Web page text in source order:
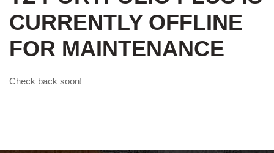
CURRENTLY OFFLINE
FOR MAINTENANCE
Check back soon!